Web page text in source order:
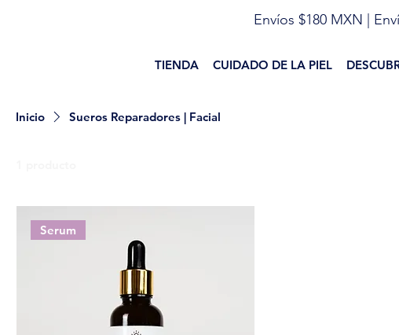
Envíos $180 MXN |
TIENDA CUIDADO DE LA PIEL
Inicio Sueros Reparadores | Facial
Serum